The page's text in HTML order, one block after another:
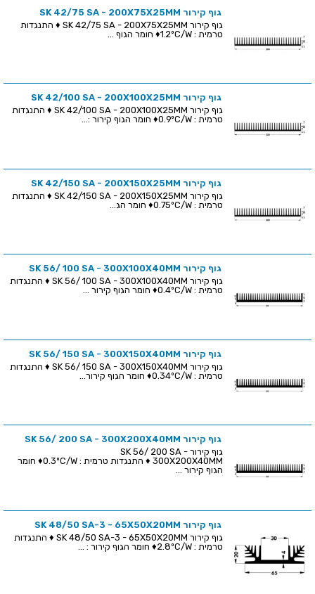
גוף קירור SK 42/75 SA - 200X75X25MM
גוף קירור SK 42/75 SA - 200X75X25MM ♦ התנגדות
טרמית : 1.2ºC/W♦ חומר הגוף ...
גוף קירור SK 42/100 SA - 200X100X25MM
גוף קירור SK 42/100 SA - 200X100X25MM ♦ התנגדות
טרמית : 0.9ºC/W♦ חומר הגוף קירור :...
גוף קירור SK 42/150 SA - 200X150X25MM
גוף קירור SK 42/150 SA - 200X150X25MM ♦ התנגדות
טרמית : 0.75ºC/W♦ חומר הג...
גוף קירור SK 56/ 100 SA - 300X100X40MM
גוף קירור SK 56/ 100 SA - 300X100X40MM ♦ התנגדות
טרמית : 0.4ºC/W♦ חומר הגוף קירור ...
גוף קירור SK 56/ 150 SA - 300X150X40MM
גוף קירור SK 56/ 150 SA - 300X150X40MM ♦ התנגדות
טרמית : 0.34ºC/W♦ חומר הגוף קירור...
גוף קירור SK 56/ 200 SA - 300X200X40MM
גוף קירור SK 56/ 200 SA -
300X200X40MM ♦ התנגדות טרמית : 0.3ºC/W♦ חומר
הגוף קירור ...
גוף קירור SK 48/50 SA-3 - 65X50X20MM
גוף קירור SK 48/50 SA-3 - 65X50X20MM ♦ התנגדות
טרמית : 2.8ºC/W♦ חומר הגוף קירור : ...